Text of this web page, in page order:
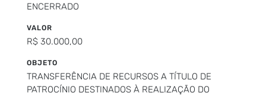
ENCERRADO
VALOR
R$ 30.000,00
OBJETO
TRANSFERÊNCIA DE RECURSOS A TÍTULO DE
PATROCÍNIO DESTINADOS À REALIZAÇÃO DO